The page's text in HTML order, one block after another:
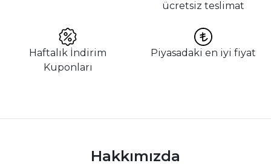
ücretsiz teslimat
Haftalık İndirim
Kuponları
Piyasadaki en iyi fiyat
Hakkımızda